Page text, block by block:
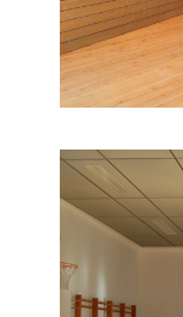
8. Januar 2016